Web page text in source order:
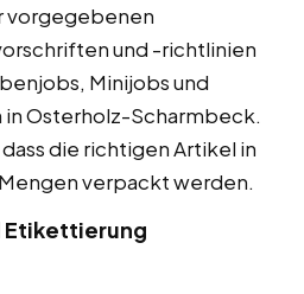
vorgegebenen
und -richtlinien
Minijobs und
Osterholz-Scharmbeck.
die richtigen Artikel in
verpackt werden.
Etikettierung